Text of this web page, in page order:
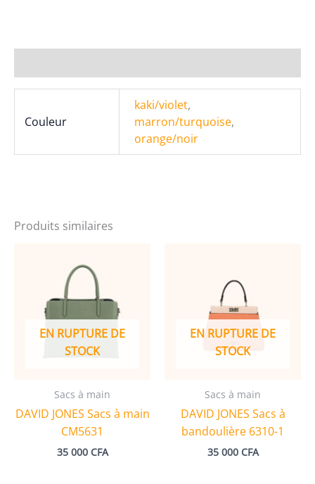
Cuir
Fermoir
Couleur
kaki/violet,
marron/turquoise,
orange/noir
Produits similaires
EN RUPTURE DE
STOCK
Sacs à main
DAVID JONES Sacs à main
CM5631
35 000 CFA
EN RUPTURE DE
STOCK
Sacs à main
DAVID JONES Sacs à
bandoulière 6310-1
35 000 CFA